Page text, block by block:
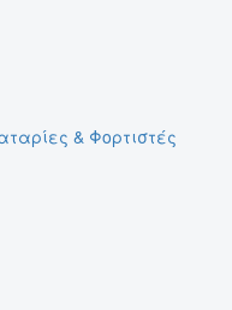
& Φορτιστές